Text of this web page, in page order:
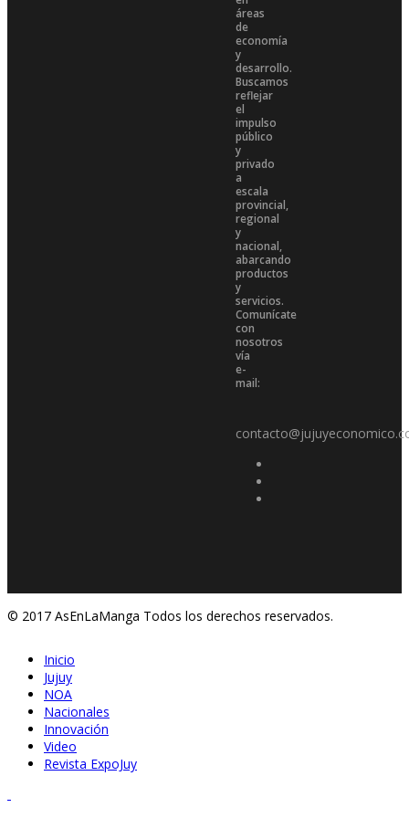
áreas
de
economía
y
desarrollo.
Buscamos
reflejar
el
impulso
público
y
privado
a
escala
provincial,
regional
y
nacional,
abarcando
productos
y
servicios.
Comunícate
con
nosotros
vía
e-
mail:
© 2017 AsEnLaManga Todos los derechos reservados.
Inicio
Jujuy
NOA
Nacionales
Innovación
Video
Revista ExpoJuy